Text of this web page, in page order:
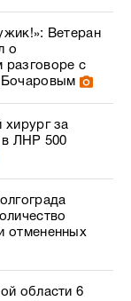
Ветеран
о
разговоре с
Бочаровым
хирург за
в ЛНР 500
отмененных
области 6